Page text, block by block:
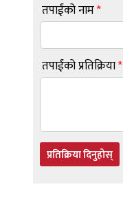
तपाईंको नाम*
तपाईंको प्रतिक्रिया*
प्रतिक्रिया दिनुहोस्